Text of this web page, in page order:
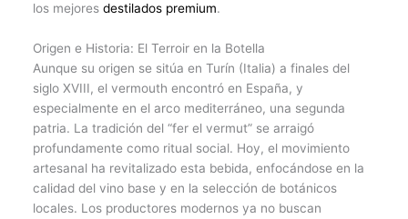
los mejoresdestilados premium.
Origen e Historia: El Terroir en la Botella
Aunque su origen se sitúa en Turín (Italia) a finales del
siglo XVIII, el vermouth encontró en España, y
especialmente en el arco mediterráneo, una segunda
patria. La tradición del “fer el vermut” se arraigó
profundamente como ritual social. Hoy, el movimiento
artesanal ha revitalizado esta bebida, enfocándose en la
calidad del vino base y en la selección de botánicos
locales. Los productores modernos ya no buscan